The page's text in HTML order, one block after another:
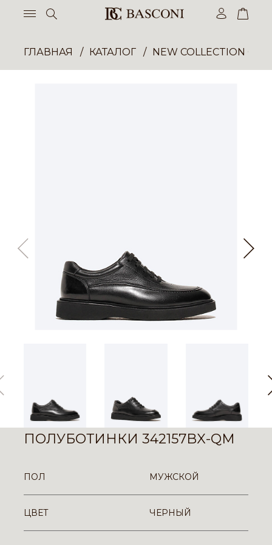
ГЛАВНАЯ КАТАЛОГ NEW COLLECTION
ПОЛУБОТИНКИ 342157BX-QM
ПОЛ МУЖСКОЙ
ЦВЕТ ЧЕРНЫЙ